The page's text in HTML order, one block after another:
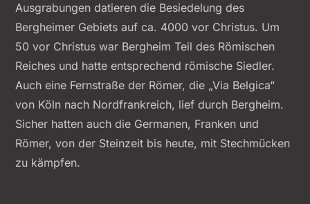
Ausgrabungen datieren die Besiedelung des
Bergheimer Gebiets auf ca. 4000 vor Christus. Um
50 vor Christus war Bergheim Teil des Römischen
Reiches und hatte entsprechend römische Siedler.
Auch eine Fernstraße der Römer, die „Via Belgica“
von Köln nach Nordfrankreich, lief durch Bergheim.
Sicher hatten auch die Germanen, Franken und
Römer, von der Steinzeit bis heute, mit Stechmücken
zu kämpfen.